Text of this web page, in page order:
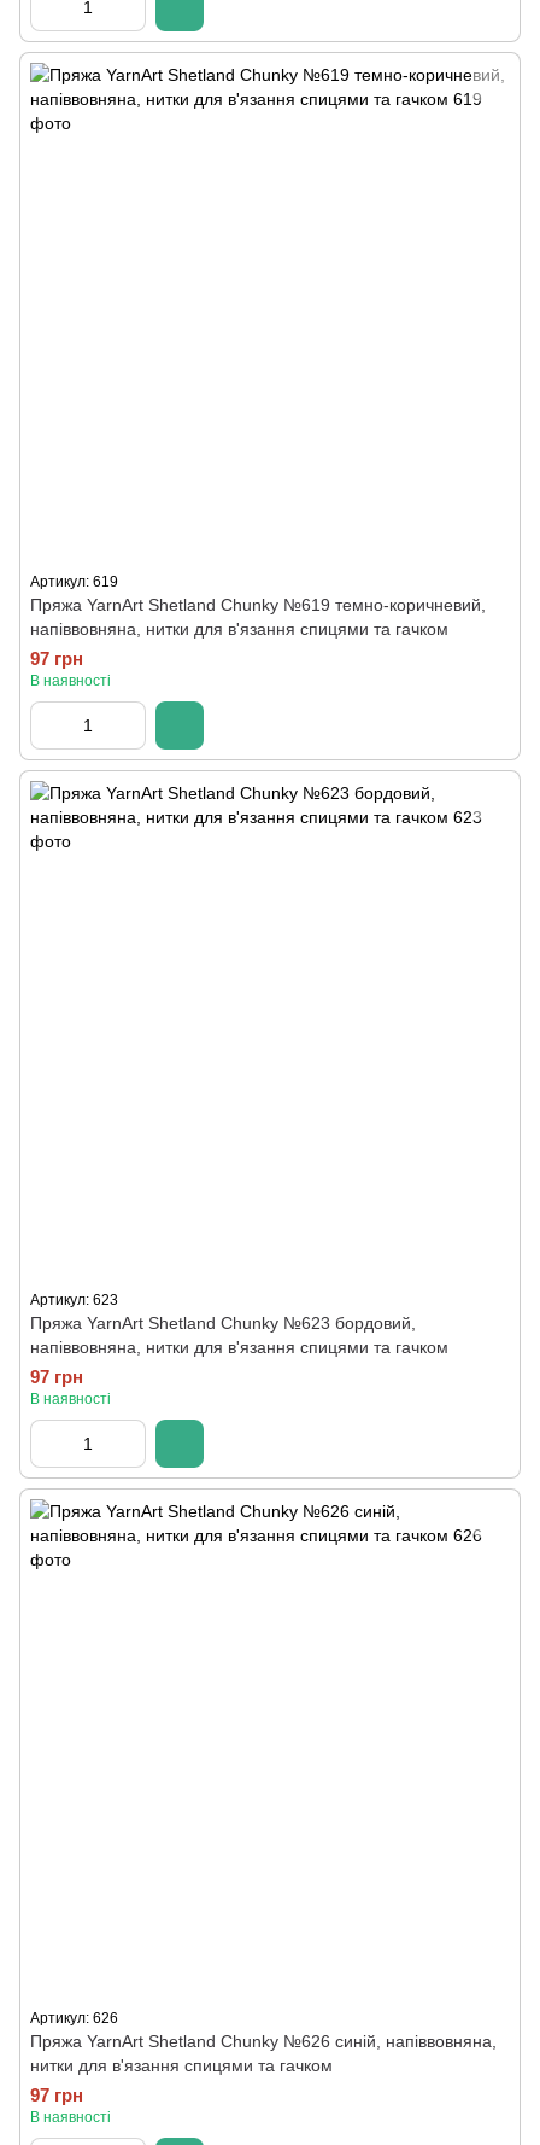
Артикул: 619
Пряжа YarnArt Shetland Chunky №619 темно-коричневий,
напіввовняна, нитки для в'язання спицями та гачком
97 грн
В наявності
Артикул: 623
Пряжа YarnArt Shetland Chunky №623 бордовий,
напіввовняна, нитки для в'язання спицями та гачком
97 грн
В наявності
Артикул: 626
Пряжа YarnArt Shetland Chunky №626 синій, напіввовняна,
нитки для в'язання спицями та гачком
97 грн
В наявності